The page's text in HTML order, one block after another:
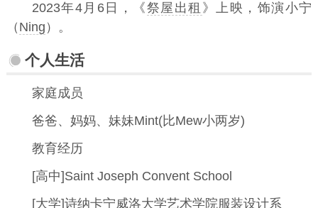
2023年4月6日，《祭屋出租 》上映，饰演小宁
（ Ning ）。
个人生活
家庭成员
爸爸、妈妈、妹妹Mint(比Mew小两岁)
教育经历
[高中]Saint Joseph Convent School
[大学]诗纳卡宁威洛大学艺术学院服装设计系